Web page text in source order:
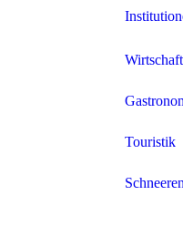
Kirche
Wirtschaft
Touristik